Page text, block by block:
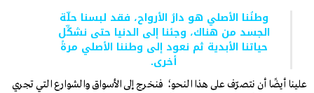
وطنُنا الأصلي هو دارُ الأرواح، فقد لبسنا حلّة
الجسد من هناك، وجئنا إلى الدنيا حتى نشكِّل
حياتنا الأبدية ثم نعود إلى وطننا الأصلي مرةً
أخرى.
علينا أيضًا أن نتصرّف على هذا النحو؛ فنخرج إلى الأسواق والشوارع التي تجري